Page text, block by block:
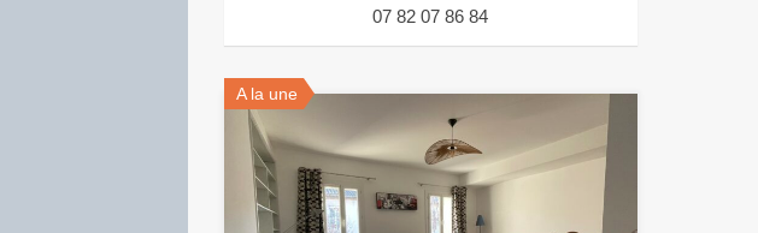
07 82 07 86 84
A la une